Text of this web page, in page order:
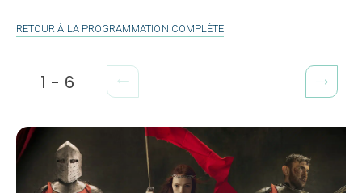
RETOUR À LA PROGRAMMATION COMPLÈTE
1 - 6